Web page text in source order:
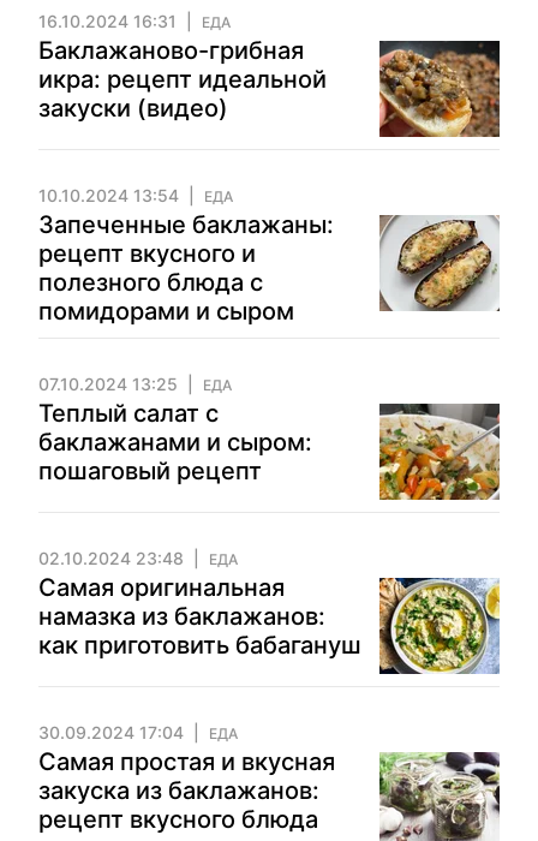
16.10.2024 16:31 ЕДА
Баклажаново-грибная
икра: рецепт идеальной
закуски (видео)
10.10.2024 13:54 ЕДА
Запеченные баклажаны:
рецепт вкусного и
полезного блюда с
помидорами и сыром
07.10.2024 13:25 ЕДА
Теплый салат с
баклажанами и сыром:
пошаговый рецепт
02.10.2024 23:48 ЕДА
Самая оригинальная
намазка из баклажанов:
как приготовить бабагануш
30.09.2024 17:04 ЕДА
Самая простая и вкусная
закуска из баклажанов:
рецепт вкусного блюда